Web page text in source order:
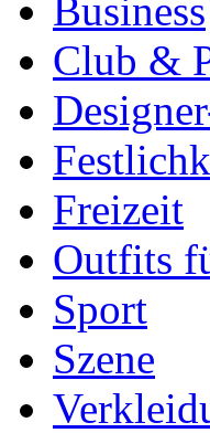
Business
Club &
Freizeit
Outfits
Sport
Szene